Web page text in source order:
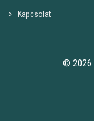
Kapcsolat
© 2026